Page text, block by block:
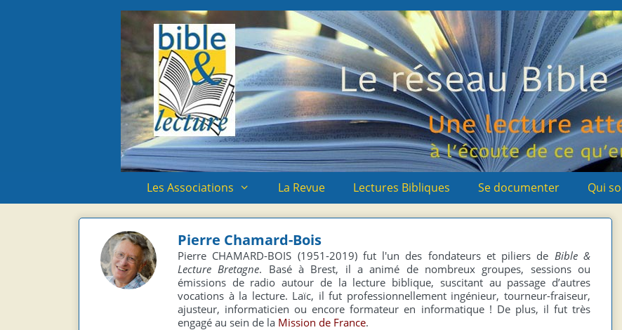
Les Associations La Revue Lectures Bibliques Se documenter Qui
Pierre Chamard-Bois
Pierre CHAMARD-BOIS (1951-2019) fut l'un des fondateurs et piliers de Bible &
Lecture Bretagne. Basé à Brest, il a animé de nombreux groupes, sessions ou
émissions de radio autour de la lecture biblique, suscitant au passage d’autres
vocations à la lecture. Laïc, il fut professionnellement ingénieur, tourneur-fraiseur,
ajusteur, informaticien ou encore formateur en informatique ! De plus, il fut très
engagé au sein de la Mission de France.